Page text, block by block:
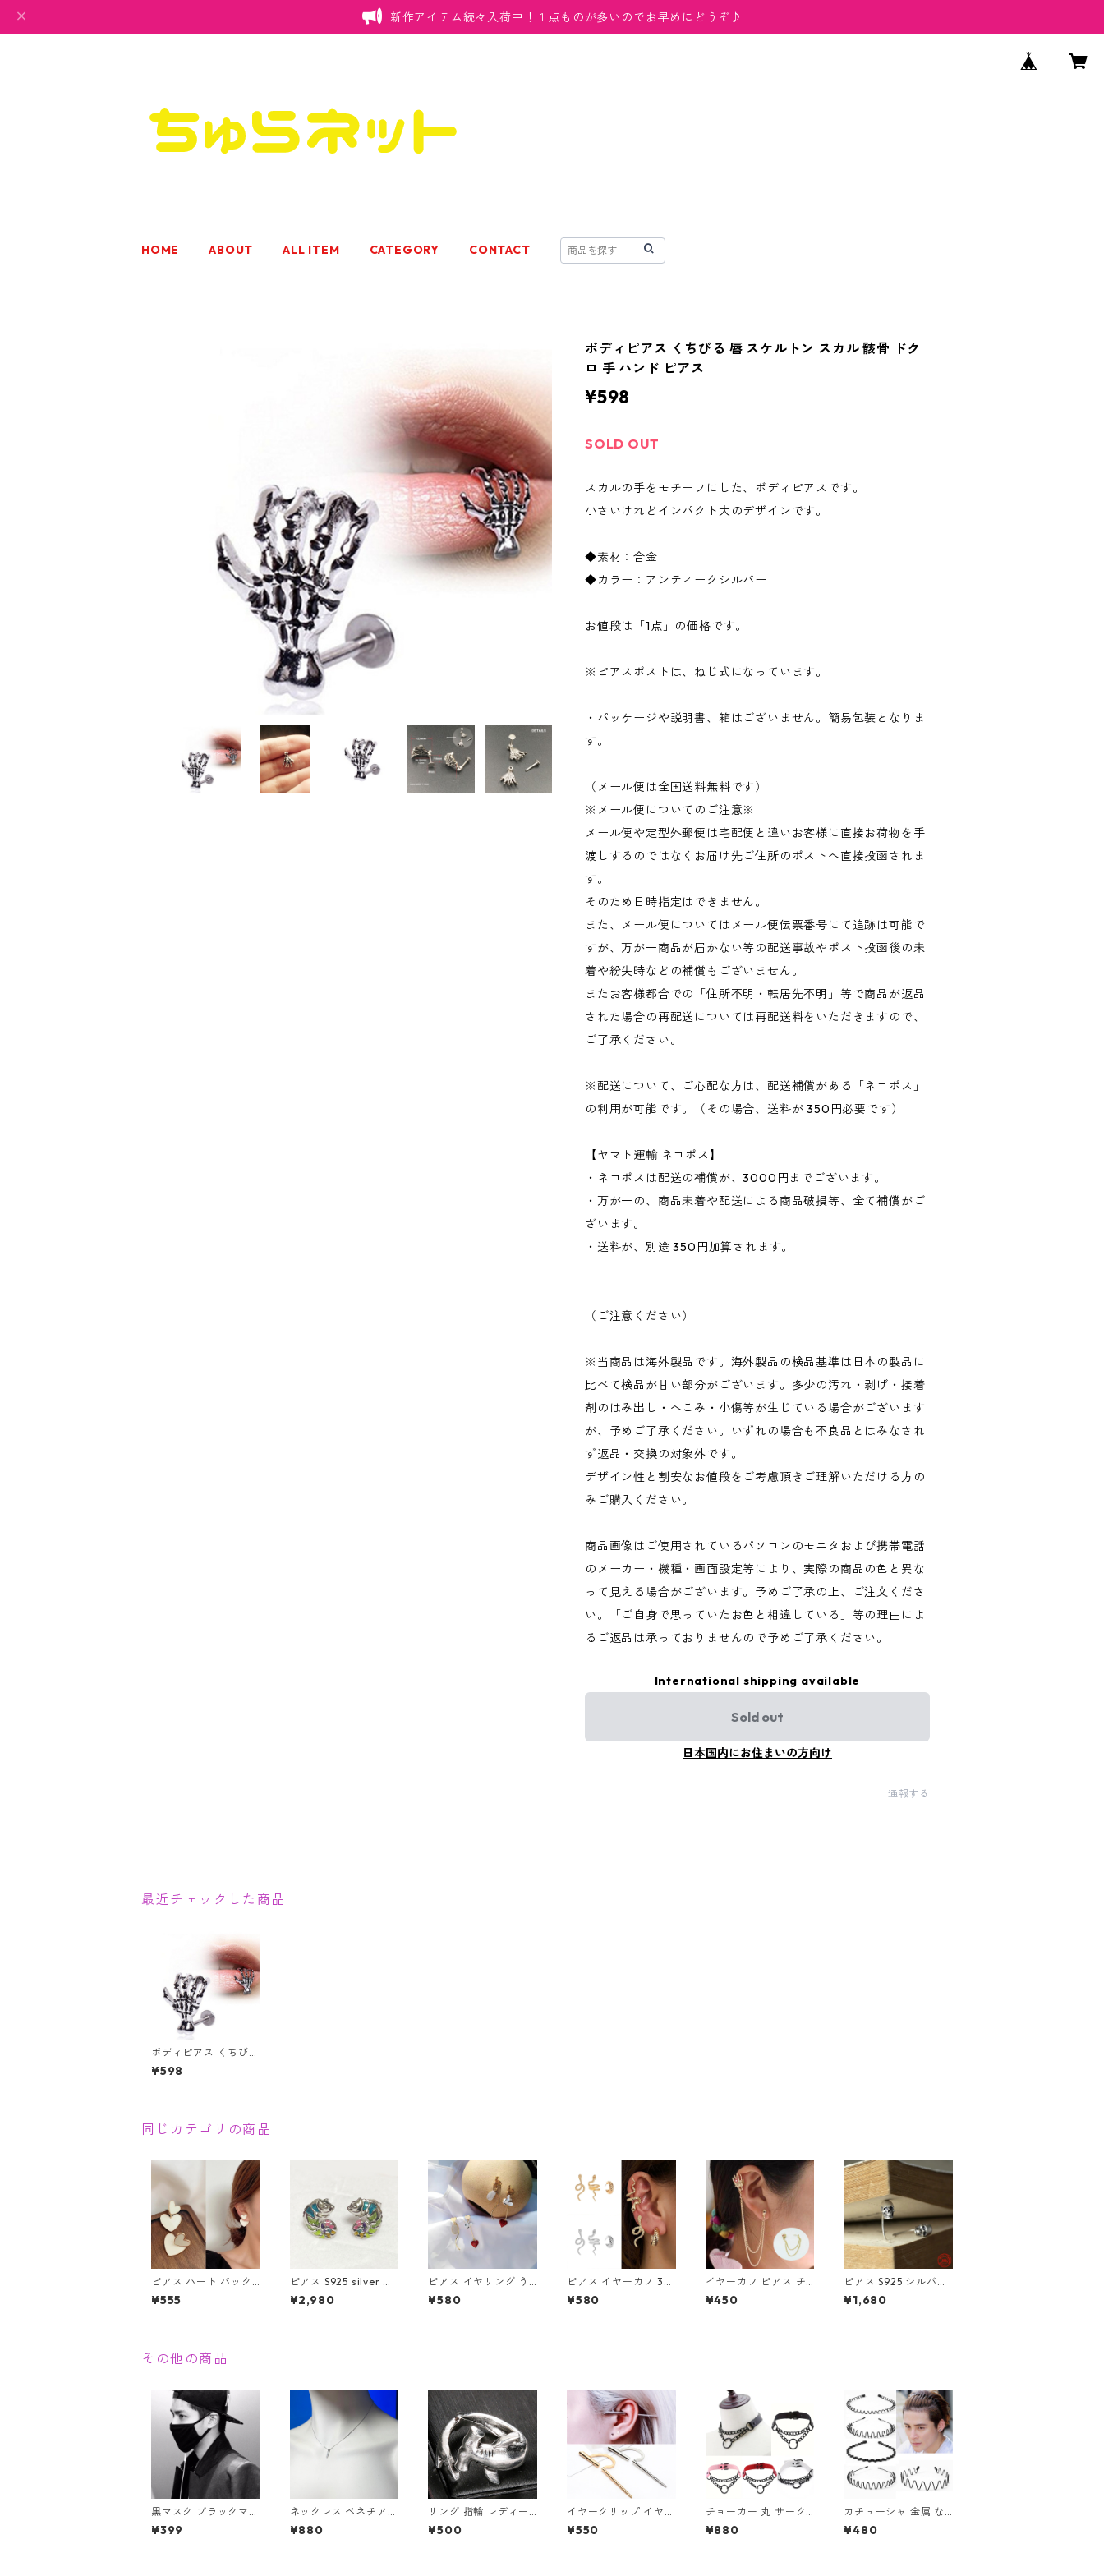
新作アイテム続々入荷中！１点ものが多いのでお早めにどうぞ♪
HOME ABOUT ALL ITEM CATEGORY CONTACT
ボディピアス くちびる 唇 スケルトン スカル 骸骨 ドク
ロ 手 ハンド ピアス
¥598
SOLD OUT
スカルの手をモチーフにした、ボディピアスです。
小さいけれどインパクト大のデザインです。
◆素材：合金
◆カラー：アンティークシルバー
お値段は「1点」の価格です。
※ピアスポストは、ねじ式になっています。
・パッケージや説明書、箱はございません。簡易包装となりま
す。
（メール便は全国送料無料です）
※メール便についてのご注意※
メール便や定型外郵便は宅配便と違いお客様に直接お荷物を手
渡しするのではなくお届け先ご住所のポストへ直接投函されま
す。
そのため日時指定はできません。
また、メール便についてはメール便伝票番号にて追跡は可能で
すが、万が一商品が届かない等の配送事故やポスト投函後の未
着や紛失時などの補償もございません。
またお客様都合での「住所不明・転居先不明」等で商品が返品
された場合の再配送については再配送料をいただきますので、
ご了承ください。
※配送について、ご心配な方は、配送補償がある「ネコポス」
の利用が可能です。（その場合、送料が 350円必要です）
【ヤマト運輸 ネコポス】
・ネコポスは配送の補償が、3000円までございます。
・万が一の、商品未着や配送による商品破損等、全て補償がご
ざいます。
・送料が、別途 350円加算されます。
（ご注意ください）
※当商品は海外製品です。海外製品の検品基準は日本の製品に
比べて検品が甘い部分がございます。多少の汚れ・剥げ・接着
剤のはみ出し・へこみ・小傷等が生じている場合がございます
が、予めご了承ください。いずれの場合も不良品とはみなされ
ず返品・交換の対象外です。
デザイン性と割安なお値段をご考慮頂きご理解いただける方の
みご購入ください。
商品画像はご使用されているパソコンのモニタおよび携帯電話
のメーカー・機種・画面設定等により、実際の商品の色と異な
って見える場合がございます。予めご了承の上、ご注文くださ
い。「ご自身で思っていたお色と相違している」等の理由によ
るご返品は承っておりませんので予めご了承ください。
International shipping available
Sold out
日本国内にお住まいの方向け
通報する
最近チェックした商品
ボディピアス くちびる
唇 スケルトン スカル
骸骨 ドクロ 手 ハンド
¥598
同じカテゴリの商品
ピアス ハート バック
キャッチ ダブルハート
2way ハートピアス ア
¥555
ピアス S925 silver カ
メレオン 爬虫類 カラ
フル レインボー シル
¥2,980
ピアス イヤリング う
さぎ ハート 時計 アシ
メ かわいい 不思議 兎
¥580
ピアス イヤーカフ 3点
セット 3個 スネーク
蛇 へび 片耳用 ゴール
¥580
イヤーカフ ピアス チ
ェーン スカル ハンド
フェイス ゴールド 骸
¥450
ピアス S925 シルバー
ピアス スカル ユニセ
ックス フックピアス
¥1,680
その他の商品
黒マスク ブラックマス
ク 布マスク 洗える マ
スク お洒落 ファッシ
¥399
ネックレス ベネチアン
チェーン ミニマル バ
ーペンダント ラインス
¥880
リング 指輪 レディー
ス 鮫 ハンマーヘッド
シャーク アンティーク
¥500
イヤークリップ イヤー
カフ ゴールド シルバ
ー 片耳用 ノンホール
¥550
チョーカー 丸 サーク
ル チェーン レザー ブ
ラック ２連チェーン
¥880
カチューシャ 金属 な
みなみ 波型 コイル 5
種類 ヘアアクセサリー
¥480